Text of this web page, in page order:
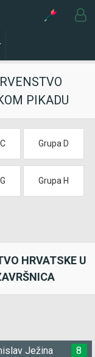
PIKADU
Grupa D
Grupa H
HRVATSKE U
Ježina
8